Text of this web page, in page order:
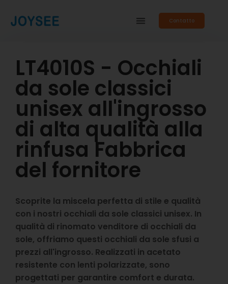
Contatto
LT4010S - Occhiali
da sole classici
unisex all'ingrosso
di alta qualità alla
rinfusa Fabbrica
del fornitore
Scoprite la miscela perfetta di stile e qualità
con i nostri occhiali da sole classici unisex. In
qualità di rinomato venditore di occhiali da
sole, offriamo questi occhiali da sole sfusi a
prezzi all'ingrosso. Realizzati in acetato
resistente con lenti polarizzate, sono
progettati per garantire comfort e durata.